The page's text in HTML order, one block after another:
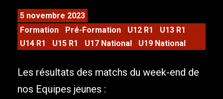
5 novembre 2023
Formation
Pré-Formation U12 R1
U13 R1
U14 R1
U15 R1 U17 National U19 National
Les résultats des matchs du week-end de
nos Equipes jeunes :